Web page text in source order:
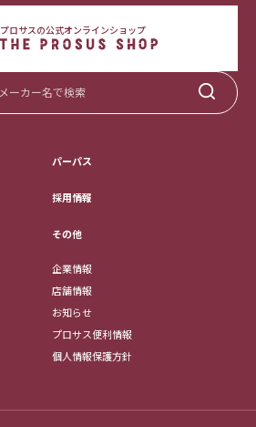
プロサスの公式オンラインショップ
パーパス
採用情報
その他
企業情報
店舗情報
お知らせ
プロサス便利情報
個人情報保護方針